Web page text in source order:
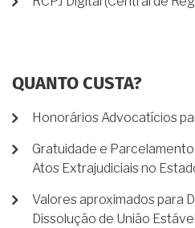
QUANTO CUSTA?
Honorários Advocatícios
Gratuidade e
Atos Extrajudiciais no
Valores aproximados para
Dissolução de União